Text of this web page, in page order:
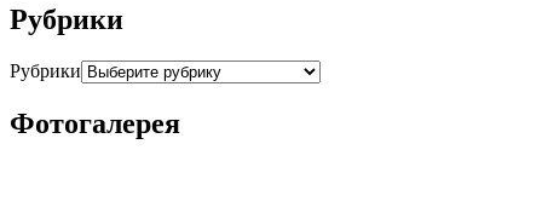
Рубрики
Рубрики
Фотогалерея